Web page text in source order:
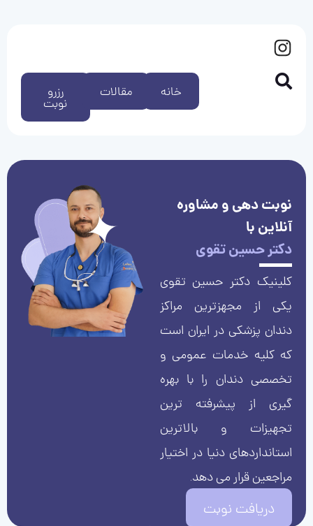
رزرو
نوبت
مقالات خانه
نوبت دهی و مشاوره
آنلاین با
دکتر حسین تقوی
کلینیک دکتر حسین تقوی
یکی از مجهزترین مراکز
دندان پزشکی در ایران است
که کلیه خدمات عمومی و
تخصصی دندان را با بهره
گیری از پیشرفته ترین
تجهیزات و بالاترین
استانداردهای دنیا در اختیار
مراجعین قرار می دهد.
دریافت نوبت